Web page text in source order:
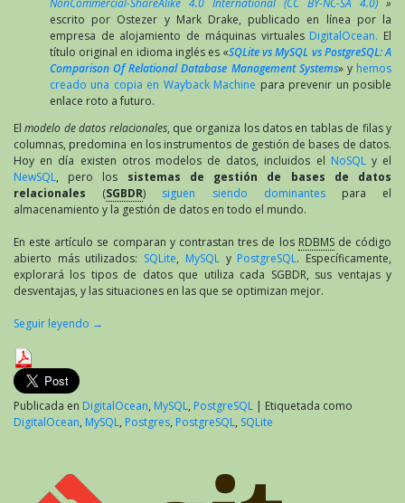
NonCommercial-ShareAlike 4.0 International (CC BY-NC-SA 4.0) »
escrito por Ostezer y Mark Drake, publicado en línea por la
empresa de alojamiento de máquinas virtuales DigitalOcean. El
título original en idioma inglés es «SQLite vs MySQL vs PostgreSQL: A
Comparison Of Relational Database Management Systems» y hemos
creado una copia en Wayback Machine para prevenir un posible
enlace roto a futuro.
Elmodelo de datos relacionales, que organiza los datos en tablas de filas y
columnas, predomina en los instrumentos de gestión de bases de datos.
Hoy en día existen otros modelos de datos, incluidos el NoSQLy el
NewSQL, pero los sistemas de gestión de bases de datos
relacionales (SGBDR) siguen siendo dominantespara el
almacenamiento y la gestión de datos en todo el mundo.
En este artículo se comparan y contrastan tres de los RDBMSde código
abierto más utilizados: SQLite, MySQLy PostgreSQL. Específicamente,
explorará los tipos de datos que utiliza cada SGBDR, sus ventajas y
desventajas, y las situaciones en las que se optimizan mejor.
Seguir leyendo →
Publicada en DigitalOcean, MySQL, PostgreSQL | Etiquetada como
DigitalOcean, MySQL, Postgres, PostgreSQL, SQLite